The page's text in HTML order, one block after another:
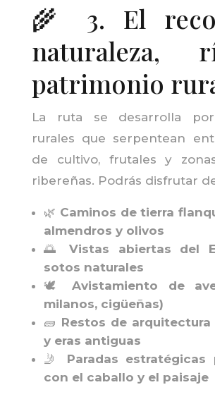
🌾 3. El
patrimonio
La ruta se desarrolla
rurales que serpentean
de cultivo, frutales y
ribereñas. Podrás disfrutar
🌿 Caminos de tierra
almendros y olivos
🌅Vistas abiertas del
sotos naturales
🕊️Avistamiento de
milanos, cigüeñas)
🧱 Restos de
y eras antiguas
🤳 Paradas
con el caballo y el paisaje